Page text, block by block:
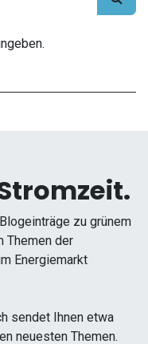
zu grünem
Themen der
Energiemarkt
sendet Ihnen etwa
neuesten Themen.